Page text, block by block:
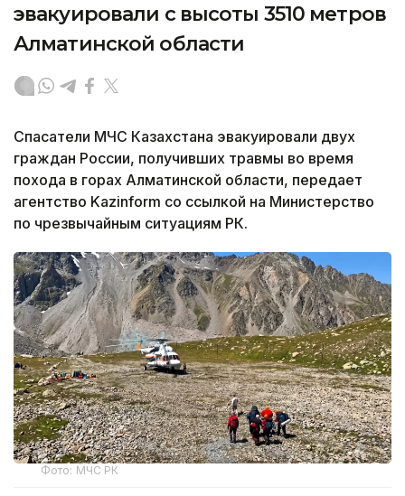
эвакуировали с высоты 3510 метров
Алматинской области
Спасатели МЧС Казахстана эвакуировали двух
граждан России, получивших травмы во время
похода в горах Алматинской области, передает
агентство Kazinform со ссылкой на Министерство
по чрезвычайным ситуациям РК.
Фото: МЧС РК